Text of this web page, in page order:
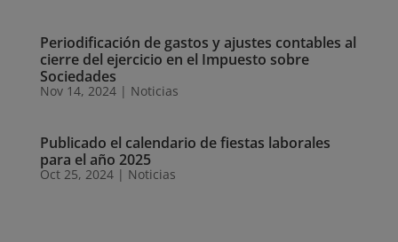
Periodificación de gastos y ajustes contables al
cierre del ejercicio en el Impuesto sobre
Sociedades
Nov 14, 2024| Noticias
Publicado el calendario de fiestas laborales
para el año 2025
Oct 25, 2024| Noticias